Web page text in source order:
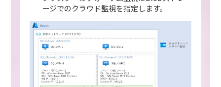
ージでのクラウド監視を指定します。